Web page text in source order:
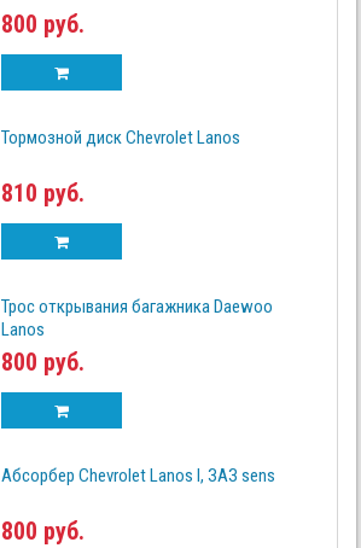
800 руб.
Тормозной диск Chevrolet Lanos
810 руб.
Трос открывания багажника Daewoo
Lanos
800 руб.
Абсорбер Chevrolet Lanos I, ЗАЗ sens
800 руб.